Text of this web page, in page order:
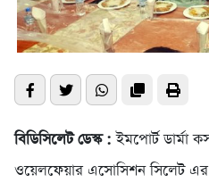
বিডিসিলেট ডেস্ক : ইমপোর্ট ডার্মা
ওয়েলফেয়ার এসোসিশন সিলেট